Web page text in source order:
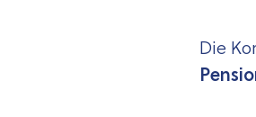
Die